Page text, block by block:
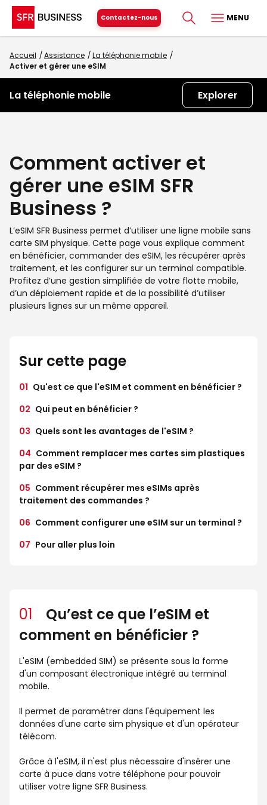
Contactez-nous MENU
Accueil Assistance
La téléphonie mobile
Activer et gérer une eSIM
La téléphonie mobile Explorer
Comment activer et
gérer une eSIM SFR
Business ?
L’eSIM SFR Business permet d’utiliser une ligne mobile sans
carte SIM physique. Cette page vous explique comment
en bénéficier, commander des eSIM, les récupérer après
traitement, et les configurer sur un terminal compatible.
Profitez d’une gestion simplifiée de votre flotte mobile,
d’un déploiement rapide et de la possibilité d’utiliser
plusieurs lignes sur un même appareil.
Sur cette page
01 Qu'est ce que l'eSIM et comment en bénéficier ?
02 Qui peut en bénéficier ?
03 Quels sont les avantages de l'eSIM ?
04 Comment remplacer mes cartes sim plastiques
par des eSIM ?
05 Comment récupérer mes eSIMs après
traitement des commandes ?
06 Comment configurer une eSIM sur un terminal ?
07 Pour aller plus loin
01
Qu’est ce que l’eSIM et
comment en bénéficier ?
L'eSIM (embedded SIM) se présente sous la forme
d'un composant électronique intégré au terminal
mobile.
Il permet de paramétrer dans l'équipement les
données d'une carte sim physique et d'un opérateur
télécom.
Grâce à l'eSIM, il n'est plus nécessaire d'insérer une
carte à puce dans votre téléphone pour pouvoir
utiliser votre ligne SFR Business.